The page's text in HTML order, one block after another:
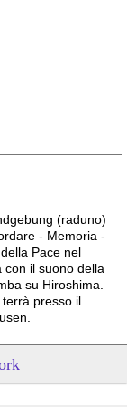
(raduno)
- Memoria -
Pace nel
con il suono della
su Hiroshima.
presso il